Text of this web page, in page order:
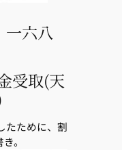
一六八
受取(天
たために、割
。